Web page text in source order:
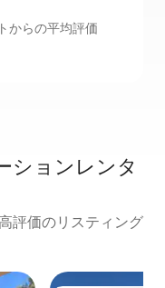
からの平均評価
ションレンタ
評価のリスティング